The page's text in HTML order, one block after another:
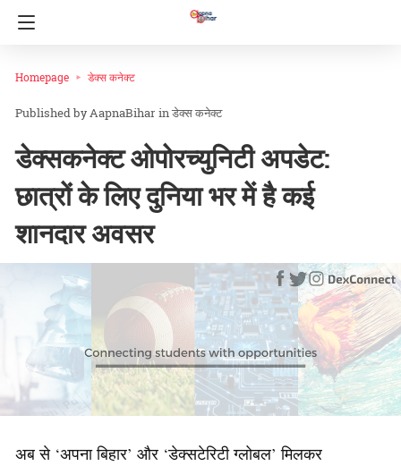
Homepage डेक्स कनेक्ट
AapnaBihar inडेक्स कनेक्ट
डेक्सकनेक्ट ओपोरच्युनिटी अपडेट:
छात्रों के लिए दुनिया भर में है कई
शानदार अवसर
अब से ‘अपना बिहार’ और ‘डेक्सटेरिटी ग्लोबल’ मिलकर